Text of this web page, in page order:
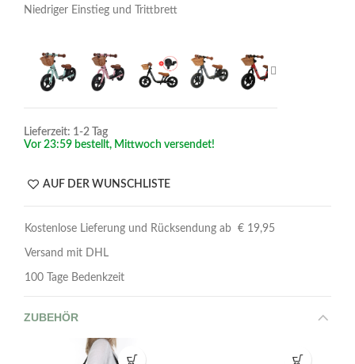
Niedriger Einstieg und Trittbrett
Lieferzeit: 1-2 Tag
Vor 23:59 bestellt, Mittwoch versendet!
AUF DER WUNSCHLISTE
Kostenlose Lieferung und Rücksendung ab € 19,95
Versand mit DHL
100 Tage Bedenkzeit
ZUBEHÖR